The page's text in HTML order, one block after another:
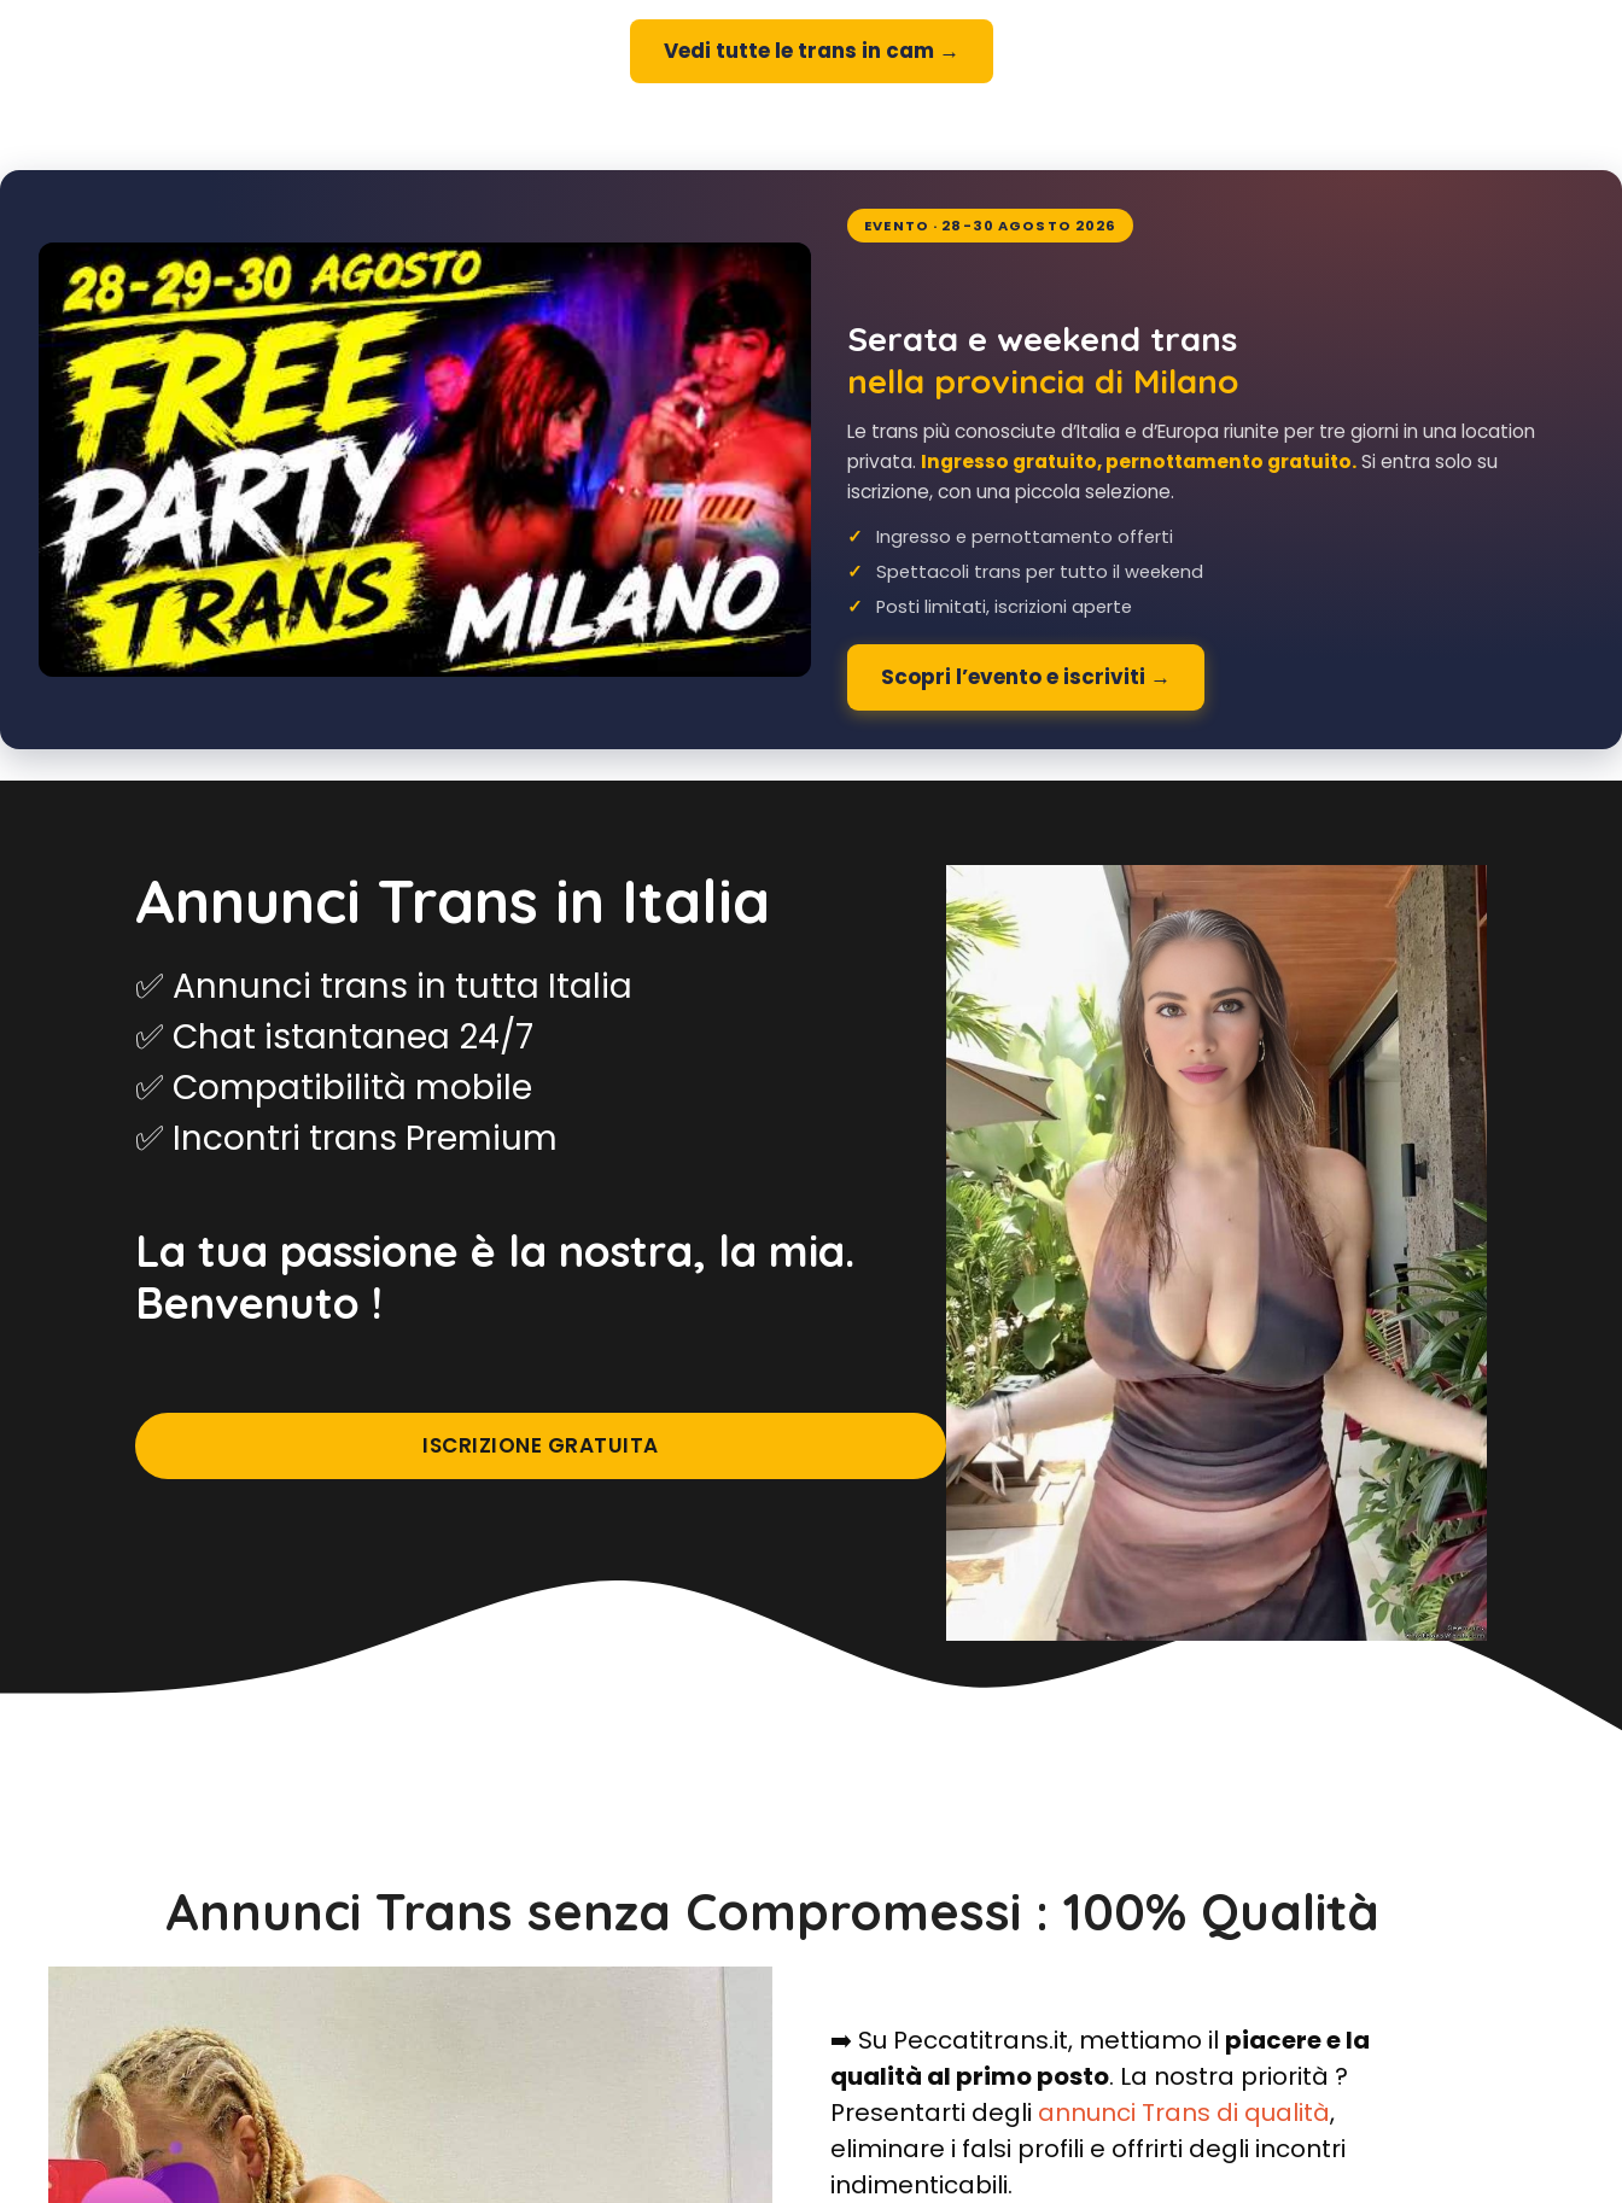
Vedi tutte le trans in cam →
EVENTO · 28-30 AGOSTO 2026
Serata e weekend trans
nella provincia di Milano
Le trans più conosciute d’Italia e d’Europa riunite per tre giorni in una location
privata. Ingresso gratuito, pernottamento gratuito.Si entra solo su
iscrizione, con una piccola selezione.
Ingresso e pernottamento offerti
Spettacoli trans per tutto il weekend
Posti limitati, iscrizioni aperte
Scopri l’evento e iscriviti →
Annunci Trans in Italia
✅ Annunci trans in tutta Italia
✅ Chat istantanea 24/7
✅ Compatibilità mobile
✅ Incontri trans Premium
La tua passione è la nostra, la mia.
Benvenuto !
ISCRIZIONE GRATUITA
Annunci Trans senza Compromessi : 100% Qualità
➡️ Su Peccatitrans.it, mettiamo il piacere e la
qualità al primo posto. La nostra priorità ?
Presentarti degli annunci Trans di qualità,
eliminare i falsi profili e offrirti degli incontri
indimenticabili.